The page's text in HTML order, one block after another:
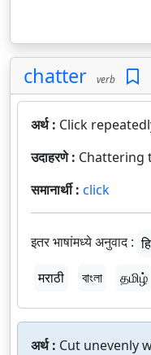
chatter verb
अर्थ : Click
उदाहरणे : Chattering
समानार्थी : click
इतर भाषांमध्ये अनुवाद :
मराठी
বাংলা தமிழ்
अर्थ : Cut unevenly